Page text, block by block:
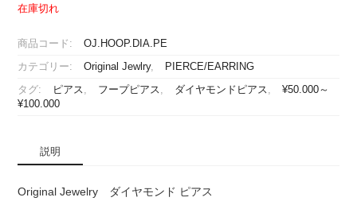
在庫切れ
商品コード: OJ.HOOP.DIA.PE
カテゴリー: Original Jewlry, PIERCE/EARRING
タグ: ピアス, フープピアス, ダイヤモンドピアス,
¥50.000～
¥100.000
説明
Original Jewelry ダイヤモンド ピアス